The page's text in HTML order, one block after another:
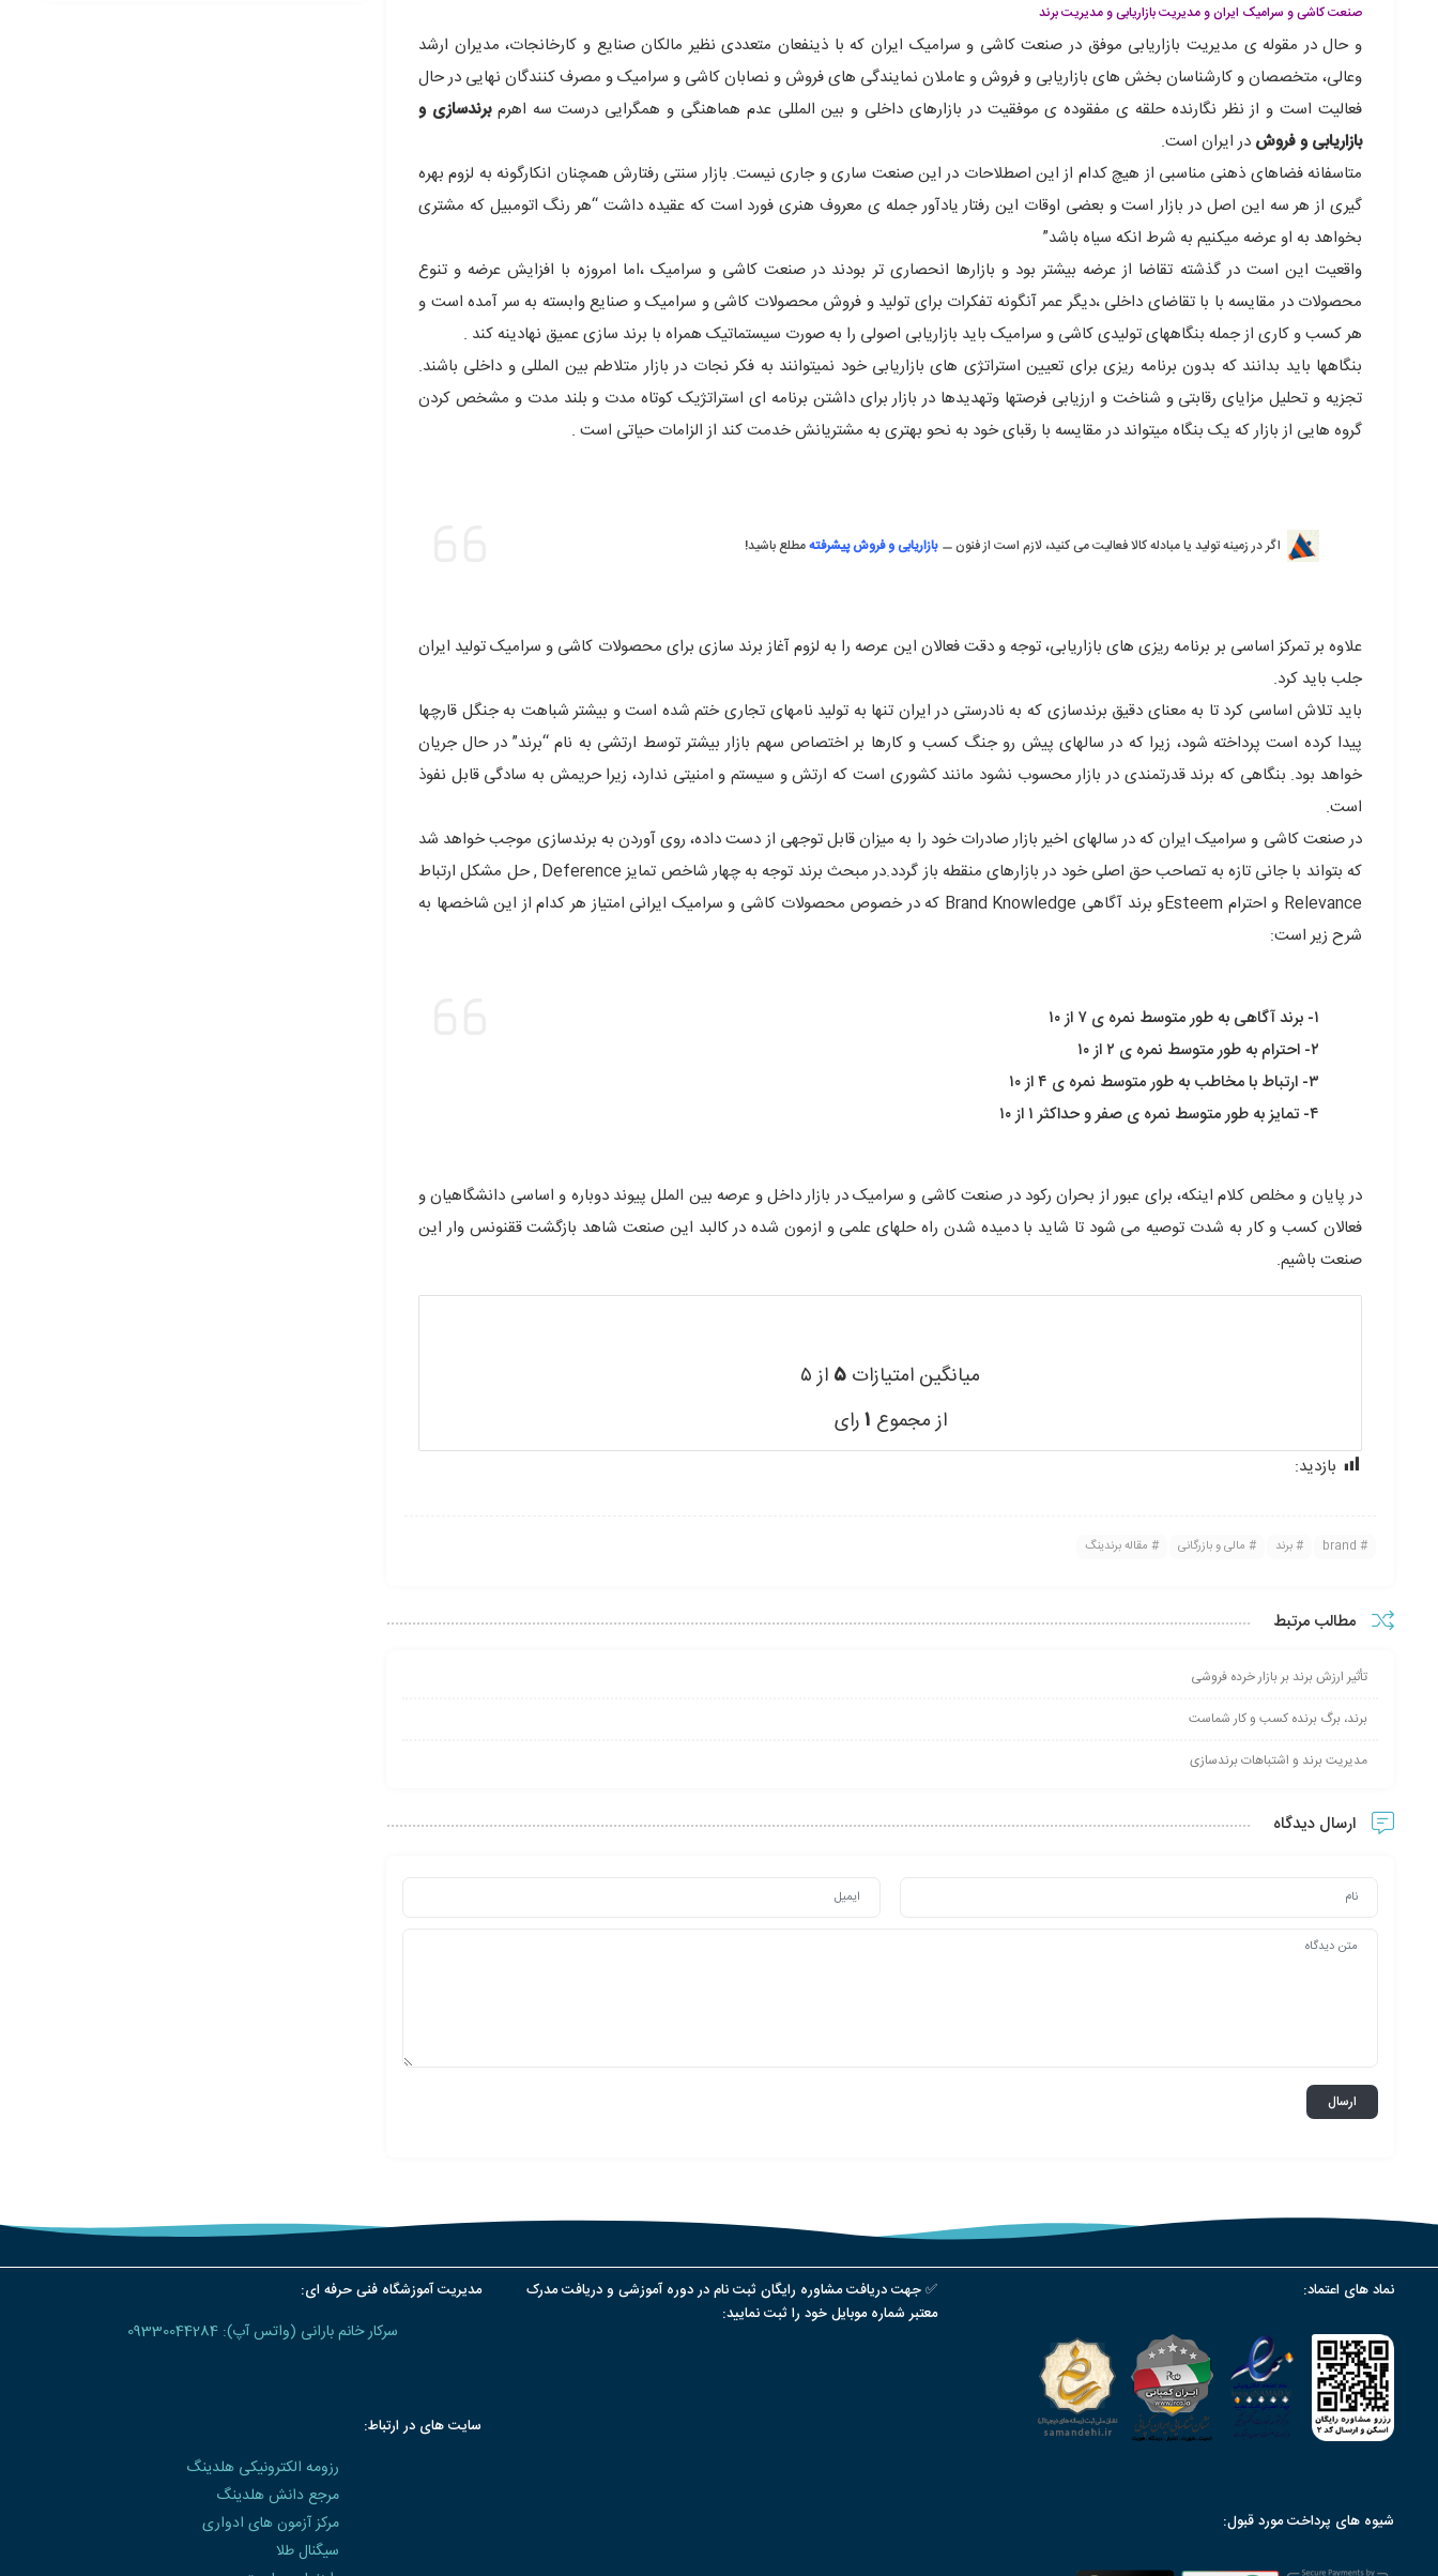
صنعت کاشی و سرامیک ایران و مدیریت بازاریابی و مدیریت برند
و حال در مقوله ی مدیریت بازاریابی موفق در صنعت کاشی و سرامیک ایران که با ذینفعان متعددی نظیر مالکان صنایع و کارخانجات، مدیران ارشد
وعالی، متخصصان و کارشناسان بخش های بازاریابی و فروش و عاملان نمایندگی های فروش و نصابان کاشی و سرامیک و مصرف کنندگان نهایی در حال
فعالیت است و از نظر نگارنده حلقه ی مفقوده ی موفقیت در بازارهای داخلی و بین المللی عدم هماهنگی و همگرایی درست سه اهرم برندسازی و
بازاریابی و فروش در ایران است.
متاسفانه فضاهای ذهنی مناسبی از هیچ کدام از این اصطلاحات در این صنعت ساری و جاری نیست. بازار سنتی رفتارش همچنان انکارگونه به لزوم بهره
گیری از هر سه این اصل در بازار است و بعضی اوقات این رفتار یادآور جمله ی معروف هنری فورد است که عقیده داشت “هر رنگ اتومبیل که مشتری
بخواهد به او عرضه میکنیم به شرط انکه سیاه باشد”
واقعیت این است در گذشته تقاضا از عرضه بیشتر بود و بازارها انحصاری تر بودند در صنعت کاشی و سرامیک ،اما امروزه با افزایش عرضه و تنوع
محصولات در مقایسه با با تقاضای داخلی ،دیگر عمر آنگونه تفکرات برای تولید و فروش محصولات کاشی و سرامیک و صنایع وابسته به سر آمده است و
هر کسب و کاری از جمله بنگاههای تولیدی کاشی و سرامیک باید بازاریابی اصولی را به صورت سیستماتیک همراه با برند سازی عمیق نهادینه کند .
بنگاهها باید بدانند که بدون برنامه ریزی برای تعیین استراتژی های بازاریابی خود نمیتوانند به فکر نجات در بازار متلاطم بین المللی و داخلی باشند.
تجزیه و تحلیل مزایای رقابتی و شناخت و ارزیابی فرصتها وتهدیدها در بازار برای داشتن برنامه ای استراتژیک کوتاه مدت و بلند مدت و مشخص کردن
گروه هایی از بازار که یک بنگاه میتواند در مقایسه با رقبای خود به نحو بهتری به مشتریانش خدمت کند از الزامات حیاتی است .
اگر در زمینه تولید یا مبادله کالا فعالیت می کنید، لازم است از فنون بازاریابی و فروش پیشرفتهمطلع باشید!
علاوه بر تمرکز اساسی بر برنامه ریزی های بازاریابی، توجه و دقت فعالان این عرصه را به لزوم آغاز برند سازی برای محصولات کاشی و سرامیک تولید ایران
جلب باید کرد.
باید تلاش اساسی کرد تا به معنای دقیق برندسازی که به نادرستی در ایران تنها به تولید نامهای تجاری ختم شده است و بیشتر شباهت به جنگل قارچها
پیدا کرده است پرداخته شود، زیرا که در سالهای پیش رو جنگ کسب و کارها بر اختصاص سهم بازار بیشتر توسط ارتشی به نام “برند” در حال جریان
خواهد بود. بنگاهی که برند قدرتمندی در بازار محسوب نشود مانند کشوری است که ارتش و سیستم و امنیتی ندارد، زیرا حریمش به سادگی قابل نفوذ
است.
در صنعت کاشی و سرامیک ایران که در سالهای اخیر بازار صادرات خود را به میزان قابل توجهی از دست داده، روی آوردن به برندسازی موجب خواهد شد
که بتواند با جانی تازه به تصاحب حق اصلی خود در بازارهای منقطه باز گردد.در مبحث برند توجه به چهار شاخص تمایز Deference , حل مشکل ارتباط
Relevance و احترام Esteemو برند آگاهی Brand Knowledge که در خصوص محصولات کاشی و سرامیک ایرانی امتیاز هر کدام از این شاخصها به
شرح زیر است:
۱- برند آگاهی به طور متوسط نمره ی ۷ از ۱۰
۲- احترام به طور متوسط نمره ی ۲ از ۱۰
۳- ارتباط با مخاطب به طور متوسط نمره ی ۴ از ۱۰
۴- تمایز به طور متوسط نمره ی صفر و حداکثر ۱ از ۱۰
در پایان و مخلص کلام اینکه، برای عبور از بحران رکود در صنعت کاشی و سرامیک در بازار داخل و عرصه بین الملل پیوند دوباره و اساسی دانشگاهیان و
فعالان کسب و کار به شدت توصیه می شود تا شاید با دمیده شدن راه حلهای علمی و ازمون شده در کالبد این صنعت شاهد بازگشت ققنونس وار این
صنعت باشیم.
میانگین امتیازات ۵ از ۵
از مجموع ۱رای
بازدید:
brand برند مالی و بازرگانی مقاله برندینگ
مطالب مرتبط
تأثیر ارزش برند بر بازار خرده فروشی
برند، برگ برنده کسب و کار شماست
مدیریت برند و اشتباهات برندسازی
ارسال دیدگاه
نماد های اعتماد:
شیوه های پرداخت مورد قبول:
✅ جهت دریافت مشاوره رایگان ثبت نام در دوره آموزشی و دریافت مدرک
معتبر شماره موبایل خود را ثبت نمایید:
مدیریت آموزشگاه فنی حرفه ای:
سرکار خانم بارانی (واتس آپ): 09330044284
سایت های در ارتباط:
رزومه الکترونیکی هلدینگ
مرجع دانش هلدینگ
مرکز آزمون های ادواری
سیگنال طلا